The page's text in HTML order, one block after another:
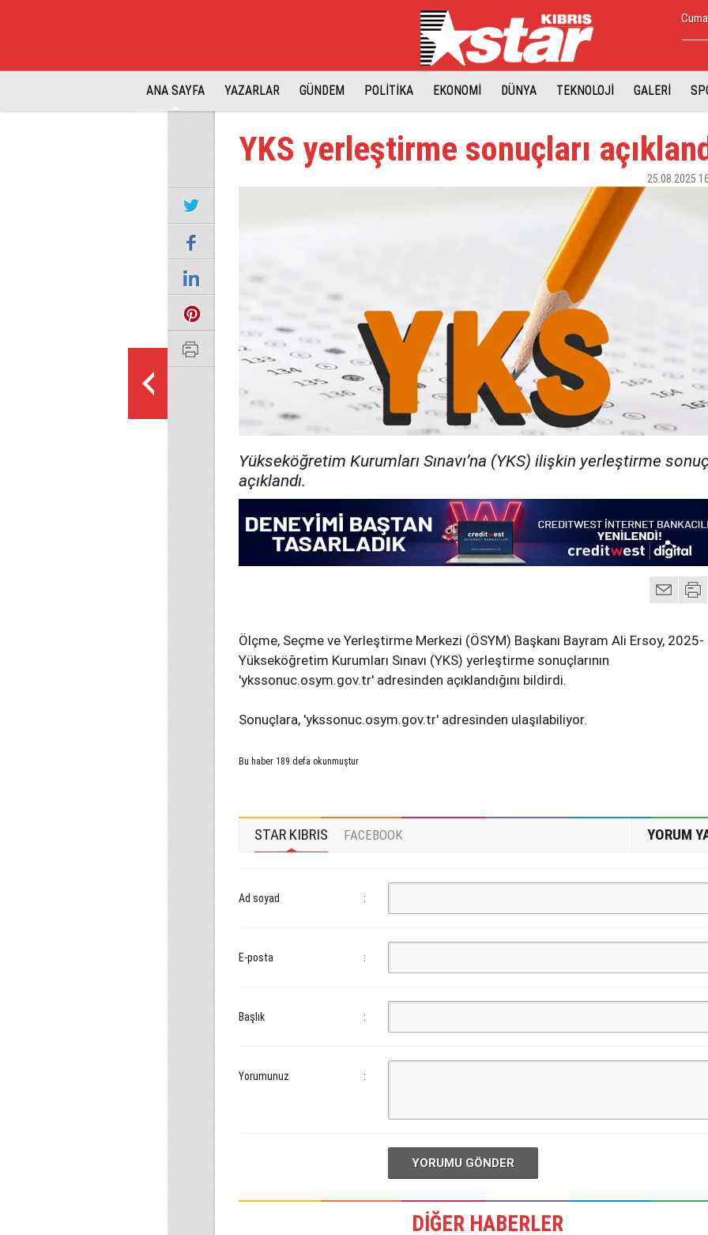
ANA SAYFA YAZARLAR GÜNDEM POLİTİKA EKONOMİ DÜNYA TEKNOLOJİ GALERİ
YKS yerleştirme sonuçları
25.08.2025
Yükseköğretim Kurumları Sınavı’na (YKS) ilişkin yerleştirme
açıklandı.
Ölçme, Seçme ve Yerleştirme Merkezi (ÖSYM) Başkanı Bayram Ali Ersoy, 2025-
Yükseköğretim Kurumları Sınavı (YKS) yerleştirme sonuçlarının
'ykssonuc.osym.gov.tr' adresinden açıklandığını bildirdi.
Sonuçlara, 'ykssonuc.osym.gov.tr' adresinden ulaşılabiliyor.
Bu haber 189 defa okunmuştur
STAR KIBRIS FACEBOOK YORUM
Ad soyad :
E-posta :
Başlık :
Yorumunuz :
YORUMU GÖNDER
DİĞER HABERLER